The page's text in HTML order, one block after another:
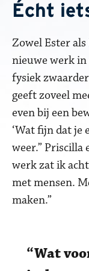
Écht
Zowel Ester
nieuwe werk in
fysiek
geeft zoveel
even bij een
‘Wat fijn dat je
weer.”
werk zat ik
met mensen.
maken.”
Wat